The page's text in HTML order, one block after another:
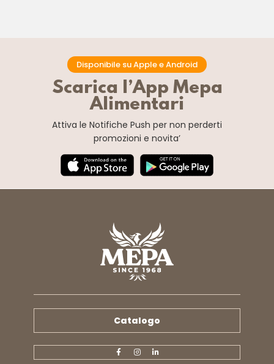
Disponibile su Apple e Android
Scarica l’App Mepa
Alimentari
Attiva le Notifiche Push per non perderti
promozioni e novita’
Catalogo